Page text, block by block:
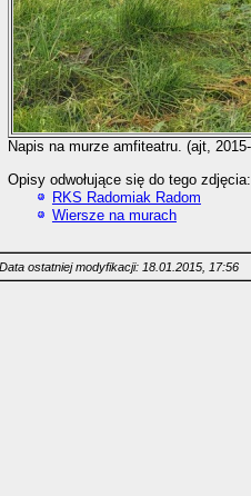
Napis na murze amfiteatru. (ajt,
Opisy odwołujące się do tego zdjęcia:
RKS Radomiak Radom
Wiersze na murach
Data ostatniej modyfikacji: 18.01.2015, 17:56